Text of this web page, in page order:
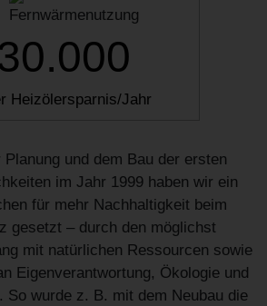
Heizölersparnis/Jahr
und dem Bau der ersten
im Jahr 1999 haben wir ein
für mehr Nachhaltigkeit beim
gesetzt – durch den möglichst
mit natürlichen Ressourcen sowie
Eigenverantwortung, Ökologie und
So wurde z. B. mit dem Neubau die